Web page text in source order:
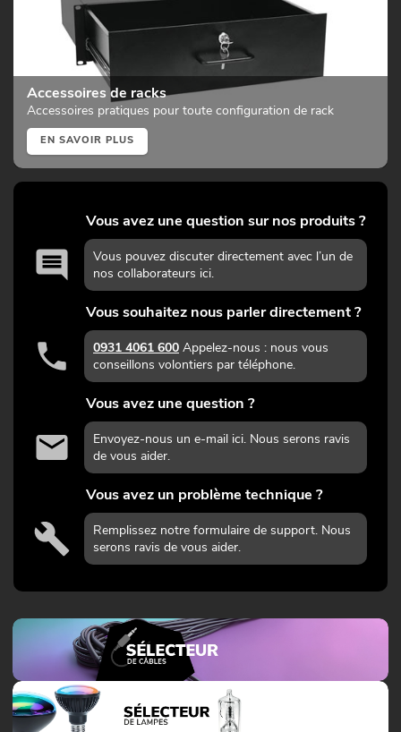
Accessoires de racks
Accessoires pratiques pour toute configuration de rack
EN SAVOIR PLUS
Vous avez une question sur nos produits ?
Vous pouvez discuter directement avec l’un de
nos collaborateurs ici.
Vous souhaitez nous parler directement ?
0931 4061 600 Appelez-nous : nous vous
conseillons volontiers par téléphone.
Vous avez une question ?
Envoyez-nous un e-mail ici. Nous serons ravis
de vous aider.
Vous avez un problème technique ?
Remplissez notre formulaire de support. Nous
serons ravis de vous aider.